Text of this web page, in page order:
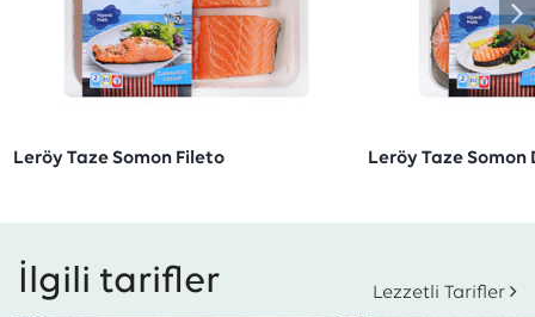
Leröy Taze Somon Fileto Leröy Taze Somon
İlgili tarifler Lezzetli Tarifler